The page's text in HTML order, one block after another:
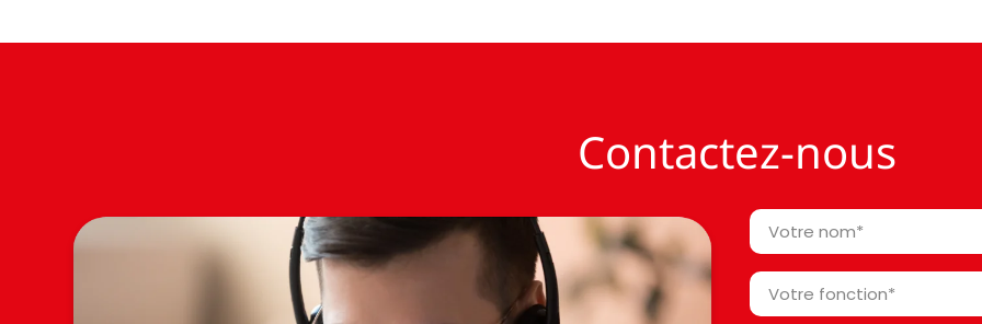
Contactez-nous
Votre
nom
*
Votre
fonction